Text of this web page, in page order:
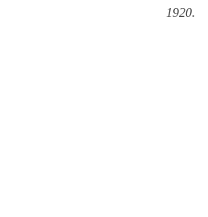
1920.